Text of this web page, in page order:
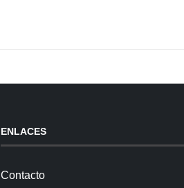
ENLACES
Contacto